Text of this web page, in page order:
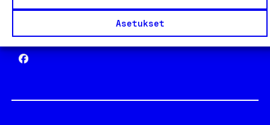
Asetukset
Yhteiskunnallinen Yritys -merkki